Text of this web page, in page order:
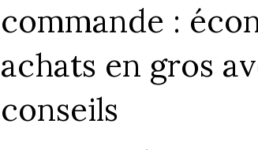
commande :
achats en gros
conseils